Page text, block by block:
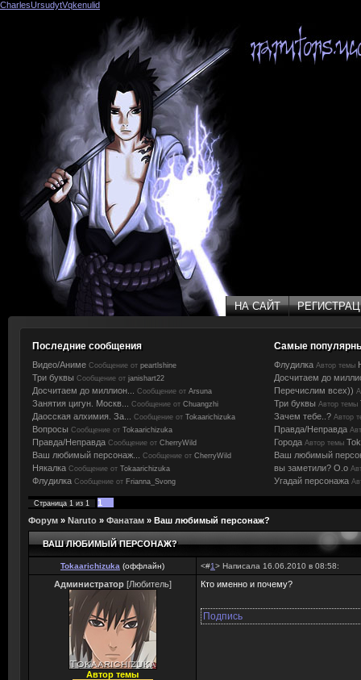
CharlesUrsudytVqkenulid
НА САЙТ
НА САЙТ
Последние сообщения Самые
Видео/Аниме Сообщение от peartlshine
Три буквы Сообщение от janishart22
Досчитаем до миллион... Сообщение от Arsuna
Занятия цигун. Москв... Сообщение от Chuangzhi
Даосская алхимия. За... Сообщение от Tokaarichizuka
Вопросы Сообщение от Tokaarichizuka
Правда/Неправда Сообщение от CherryWild
Ваш любимый персонаж... Сообщение от CherryWild
Някалка Сообщение от Tokaarichizuka
Флудилка Сообщение от Frianna_Svong
Флудилка Автор темы
Досчитаем до
Перечислим всех))
Три буквы Автор темы
Зачем тебе..? Автор
Правда/Неправда
Города Автор темы
Ваш любимый
вы заметили? О.о
Угадай персонажа
Страница 1 из 1
1
Форум » Naruto » Фанатам » Ваш любимый персонаж?
ВАШ ЛЮБИМЫЙ ПЕРСОНАЖ?
Tokaarichizuka (оффлайн) <#1> Написала 16.06.2010 в 08:58:
Администратор[Любитель]
Автор темы
Кто именно и почему?
Подпись